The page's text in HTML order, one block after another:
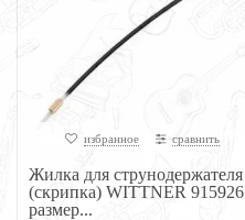
избранное сравнить
Жилка для струнодержателя
(скрипка) WITTNER 915926
размер...